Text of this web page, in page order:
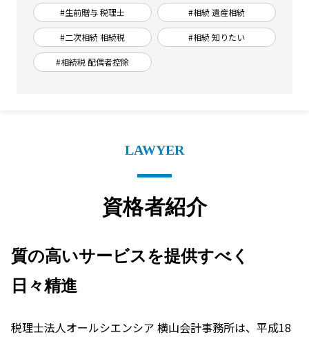
#生前贈与 税理士 #相続 遺産相続
#二次相続 相続税 #相続 知りたい
#相続税 配偶者控除
LAWYER
資格者紹介
質の高いサービスを提供すべく
日々精進
税理士法人オールシエンシア 横山会計事務所は、平成18